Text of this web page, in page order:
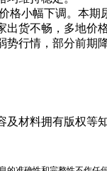
格小幅下调。本期
货不畅，多地
行情，部分前期
材料拥有版权